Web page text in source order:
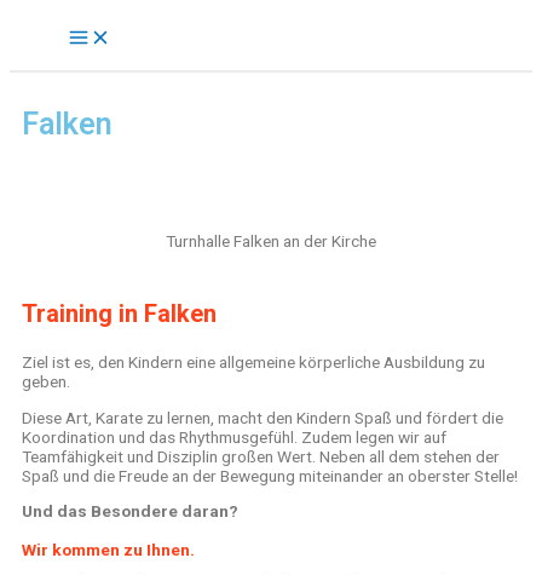
Falken
Turnhalle Falken an der Kirche
Training in Falken
Ziel ist es, den Kindern eine allgemeine körperliche Ausbildung zu
geben.
Diese Art, Karate zu lernen, macht den Kindern Spaß und fördert die
Koordination und das Rhythmusgefühl. Zudem legen wir auf
Teamfähigkeit und Disziplin großen Wert. Neben all dem stehen der
Spaß und die Freude an der Bewegung miteinander an oberster Stelle!
Und das Besondere daran?
Wir kommen zu Ihnen.